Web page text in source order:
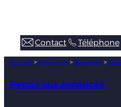
Contact Téléphone
Accueil > Annonces > Bretagne >
Retour aux annonces